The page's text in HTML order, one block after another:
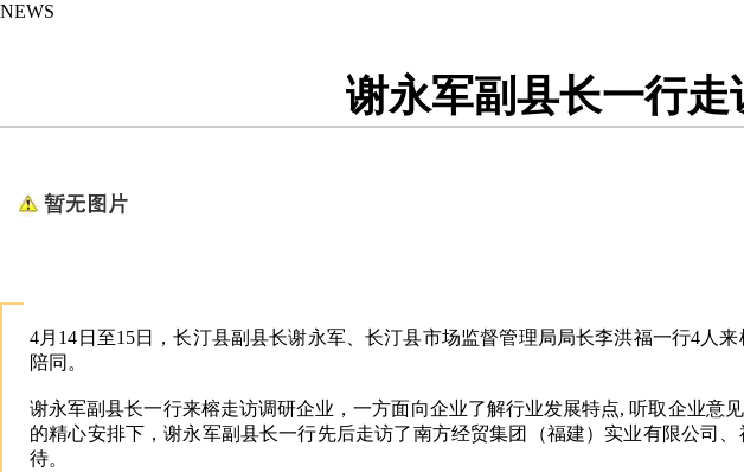
NEWS
谢永军副县长一行
4月14日至15日，长汀县副县长谢永军、长汀县市场监督管理局局长李洪福一行4人
陪同。
谢永军副县长一行来榕走访调研企业，一方面向企业了解行业发展特点, 听取企业
的精心安排下，谢永军副县长一行先后走访了南方经贸集团（福建）实业有限公司
待。